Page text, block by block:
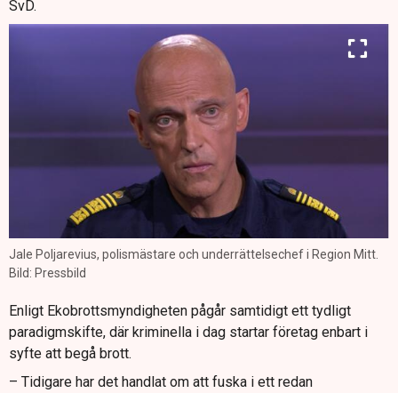
SvD.
Jale Poljarevius, polismästare och underrättelsechef i Region Mitt.
Bild: Pressbild
Enligt Ekobrottsmyndigheten pågår samtidigt ett tydligt
paradigmskifte, där kriminella i dag startar företag enbart i
syfte att begå brott.
– Tidigare har det handlat om att fuska i ett redan